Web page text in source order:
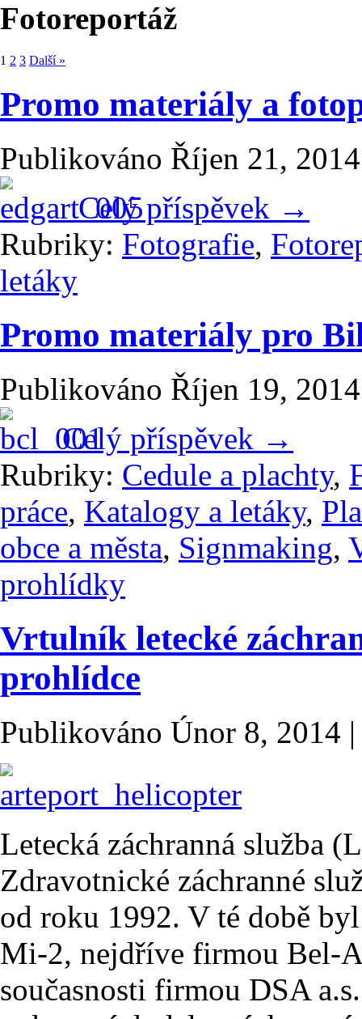
Fotoreportáž
1 2 3 Další »
Promo materiály a
Publikováno Říjen 21, 2014
Celý příspěvek →
Rubriky: Fotografie,
letáky
Promo materiály pro
Publikováno Říjen 19, 2014
Celý příspěvek →
Rubriky: Cedule a plachty,
práce, Katalogy a letáky,
obce a města, Signmaking,
prohlídky
Vrtulník letecké
prohlídce
Publikováno Únor 8, 2014 |
Letecká záchranná služba
Zdravotnické záchranné
od roku 1992. V té době
Mi-2, nejdříve firmou Bel-
současnosti firmou DSA